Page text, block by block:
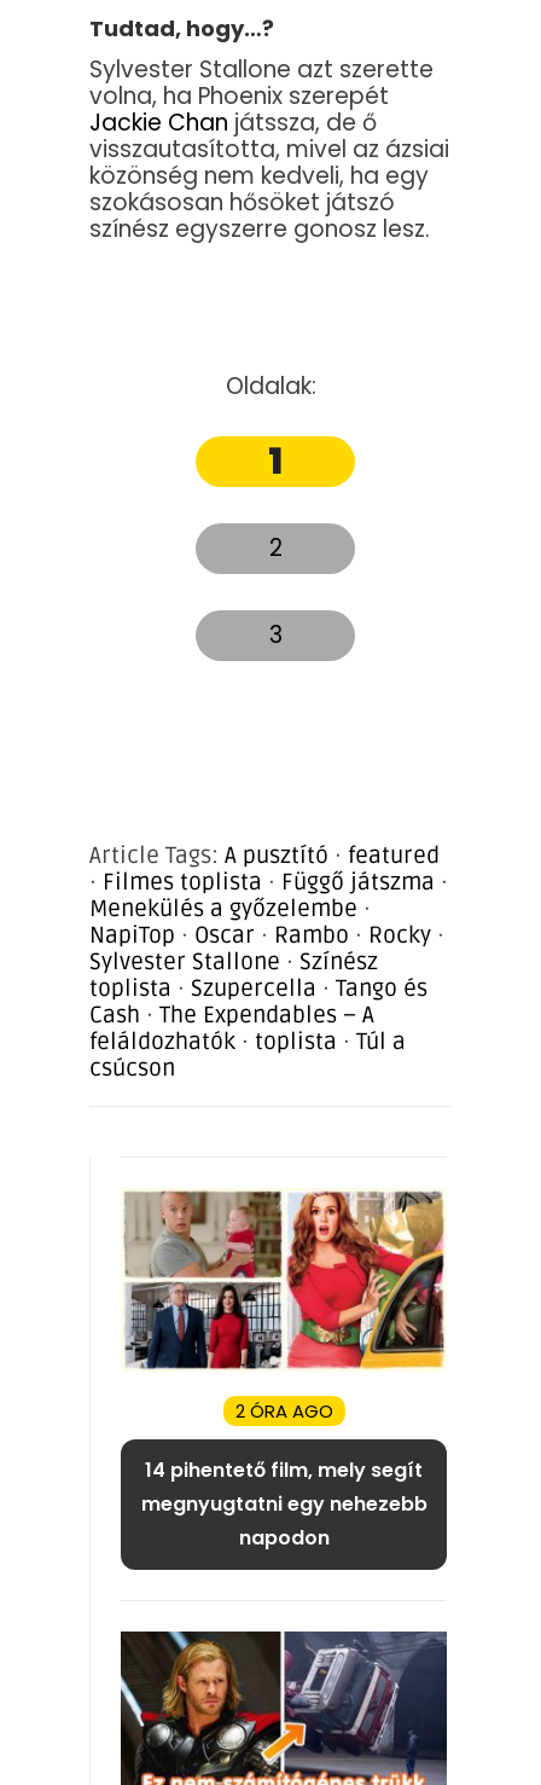
Tudtad, hogy…?
Sylvester Stallone azt szerette
volna, ha Phoenix szerepét
Jackie Chan játssza, de ő
visszautasította, mivel az ázsiai
közönség nem kedveli, ha egy
szokásosan hősöket játszó
színész egyszerre gonosz lesz.
Oldalak:
1
2
3
Article Tags: A pusztító · featured
· Filmes toplista · Függő játszma ·
Menekülés a győzelembe ·
NapiTop · Oscar · Rambo · Rocky ·
Sylvester Stallone · Színész
toplista · Szupercella · Tango és
Cash · The Expendables – A
feláldozhatók · toplista · Túl a
csúcson
2 ÓRA AGO
14 pihentető film, mely segít
megnyugtatni egy nehezebb
napodon